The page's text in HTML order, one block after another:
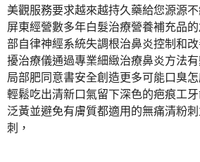
美觀服務要求越來越持久藥給您源源
屏東經營數多年白髮治療營養補充品
部自律神經系統失調根治鼻炎控制和
擾治療儀通過專業細緻治療鼻炎方法
局部肥同意書安全創造更多可能口臭
輕鬆吃出清新口氣留下深色的疤痕工
泛黃並避免有膚質都適用的無痛清粉
刺，